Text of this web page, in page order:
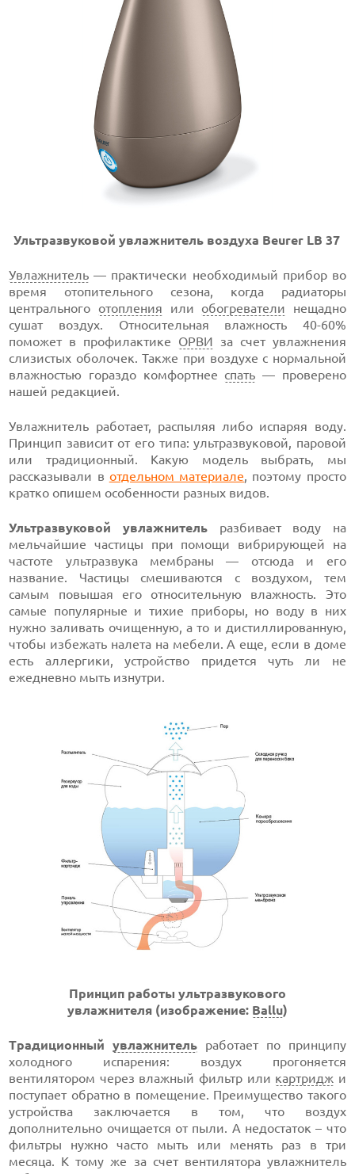
Ультразвуковой увлажнитель воздуха Beurer LB 37
Увлажнитель — практически необходимый прибор во
время отопительного сезона, когда радиаторы
центрального отопления или обогреватели нещадно
сушат воздух. Относительная влажность 40-60%
поможет в профилактике ОРВИ за счет увлажнения
слизистых оболочек. Также при воздухе с нормальной
влажностью гораздо комфортнее спать — проверено
нашей редакцией.
Увлажнитель работает, распыляя либо испаряя воду.
Принцип зависит от его типа: ультразвуковой, паровой
или традиционный. Какую модель выбрать, мы
рассказывали в отдельном материале, поэтому просто
кратко опишем особенности разных видов.
Ультразвуковой увлажнительразбивает воду на
мельчайшие частицы при помощи вибрирующей на
частоте ультразвука мембраны — отсюда и его
название. Частицы смешиваются с воздухом, тем
самым повышая его относительную влажность. Это
самые популярные и тихие приборы, но воду в них
нужно заливать очищенную, а то и дистиллированную,
чтобы избежать налета на мебели. А еще, если в доме
есть аллергики, устройство придется чуть ли не
ежедневно мыть изнутри.
Принцип работы ультразвукового
увлажнителя (изображение: Ballu)
Традиционныйувлажнитель работает по принципу
холодного испарения: воздух прогоняется
вентилятором через влажный фильтр или картридж и
поступает обратно в помещение. Преимущество такого
устройства заключается в том, что воздух
дополнительно очищается от пыли. А недостаток – что
фильтры нужно часто мыть или менять раз в три
месяца. К тому же за счет вентилятора увлажнитель